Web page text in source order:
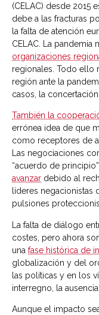
(CELAC) desde 2015
debe a las fracturas
la falta de atención
CELAC. La pandemia
organizaciones
regionales. Todo ello
región ante la
casos, la
También la
errónea idea de que
como receptores de
Las negociaciones
“acuerdo de
avanzar debido al
líderes
pulsiones
La falta de diálogo
costes, pero ahora
una fase histórica de
globalización y del
las políticas y en los
interregno, la
Aunque el impacto